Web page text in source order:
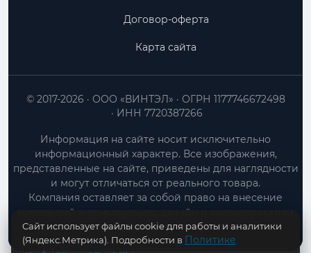
Договор-оферта
Карта сайта
ООО «ВИНТЭЛ»
ОГРН 1177746672498
ИНН 7720387266
© 2017-2026
Информация на сайте носит исключительно
информационный характер. Все изображения,
представленные на сайте, приведены для наглядности
и могут отличаться от реального товара.
Компания оставляет за собой право на внесение
изменений в конструкцию, дизайн и характеристики
товара без предварительного уведомления.
Сайт использует файлы cookie для работы и аналитики
(Яндекс.Метрика). Подробности в Политике